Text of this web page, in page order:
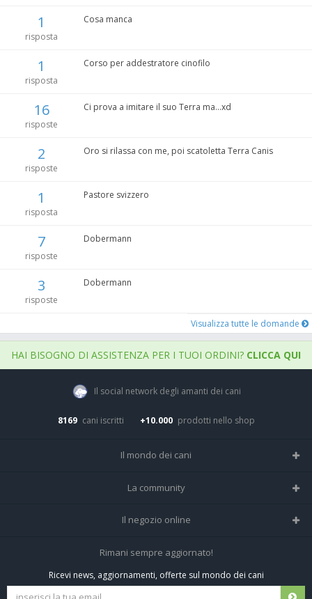
1
risposta
Cosa manca
1
risposta
Corso per addestratore cinofilo
16
risposte
Ci prova a imitare il suo Terra ma...xd
2
risposte
Oro si rilassa con me, poi scatoletta Terra Canis
1
risposta
Pastore svizzero
7
risposte
Dobermann
3
risposte
Dobermann
Visualizza tutte le domande
HAI BISOGNO DI ASSISTENZA PER I TUOI ORDINI? CLICCA QUI
Il social network degli amanti dei cani
8169 cani iscritti +10.000 prodotti nello shop
Il mondo dei cani
Tutte le razze
La community
Home
Tutti i cani iscritti
Il negozio online
Negozio per cani
Spedizioni e resi
Rimani sempre aggiornato!
Ricevi news, aggiornamenti, offerte sul mondo dei cani